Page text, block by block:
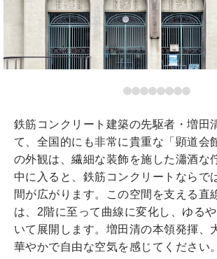
鉄筋コンクリート建築の先駆者・増田
て、全国的にも非常に貴重な「顕道会
の外観は、繊細な装飾を施した瀟酒な
中に入ると、鉄筋コンクリートならで
間が広がります。この空間を支える直
は、2階に至って曲線に変化し、ゆる
いて展開します。増田清の本領発揮、
華やかで自由な空気を感じてください。